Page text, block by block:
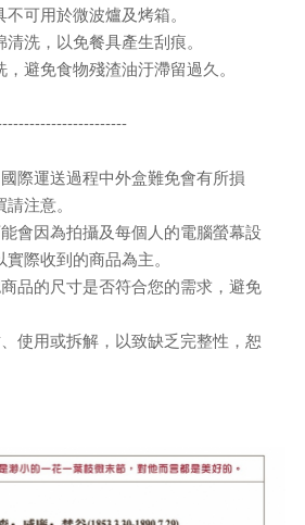
可用於微波爐及烤箱。
洗，以免餐具產生刮痕。
避免食物殘渣油汙滯留過久。
際運送過程中外盒難免會有所損
注意。
會因為拍攝及每個人的電腦螢幕設
際收到的商品為主。
品的尺寸是否符合您的需求，避免
使用或拆解，以致缺乏完整性，恕